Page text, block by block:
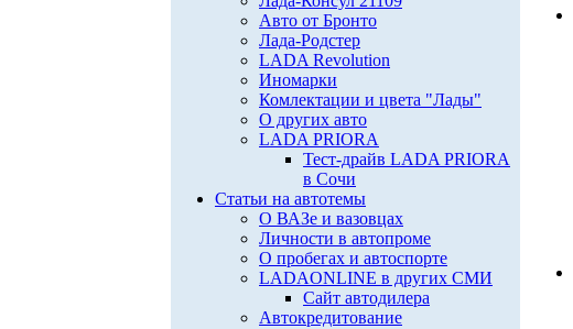
Авто от Бронто
Лада-Родстер
LADA Revolution
Иномарки
Комлектации и цвета "Лады"
О других авто
LADA PRIORA
Тест-драйв LADA PRIORA
в Сочи
Статьи на автотемы
О ВАЗе и вазовцах
Личности в автопроме
О пробегах и автоспорте
LADAONLINE в других СМИ
Сайт автодилера
Автокредитование